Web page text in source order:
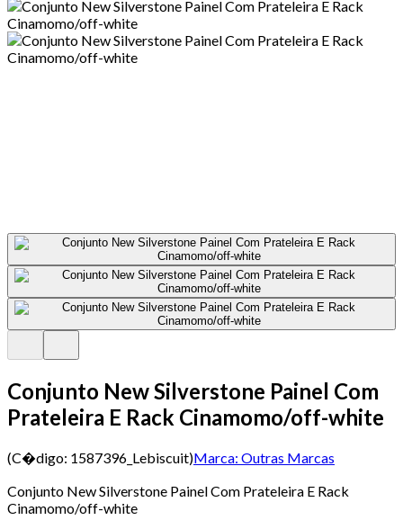
Conjunto New Silverstone Painel Com
Prateleira E Rack Cinamomo/off-white
(C�digo: 1587396_Lebiscuit)Marca: Outras Marcas
Conjunto New Silverstone Painel Com Prateleira E Rack
Cinamomo/off-white